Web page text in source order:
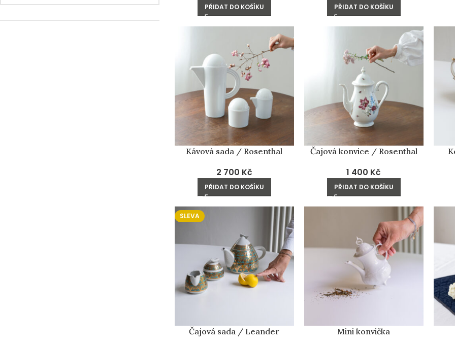
PŘIDAT DO KOŠÍKU PŘIDAT DO KOŠÍKU
Kávová sada / Rosenthal
2 700 Kč
PŘIDAT DO KOŠÍKU
Čajová konvice / Rosenthal
1 400 Kč
PŘIDAT DO KOŠÍKU
SLEVA
Čajová sada / Leander Mini konvička